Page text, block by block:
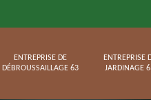
ENTREPRISE DE
DÉBROUSSAILLAGE 63
ENTREPRISE
JARDINAGE